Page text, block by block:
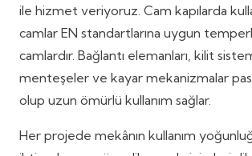
ile hizmet veriyoruz. Cam kapılarda
camlar EN standartlarına uygun
camlardır. Bağlantı elemanları, kilit
menteşeler ve kayar mekanizmalar
olup uzun ömürlü kullanım sağlar.
Her projede mekânın kullanım